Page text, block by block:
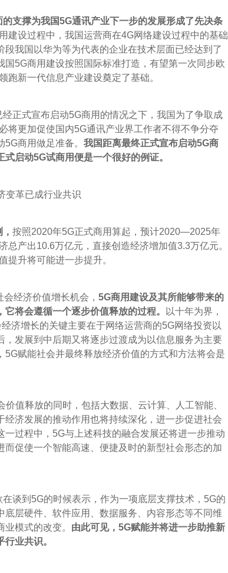
支撑为我国5G通讯产业下一步的发展形成了先决条
建设过程中，我国运营商在4G网络建设过程中的基础
我国以华为等为代表的企业在技术层面已经达到了
国5G商用建设按照国际标准打造，有望第一次同步欧
跑新一代信息产业建设奠定了基础。
正式宣布启动5G商用的情况之下，我国为了争取成
将更加促使国内5G通讯产业界工作者不得不争分夺
商用做足准备。 我国距离最终正式宣布启动5G商
启动5G试商用便是一个很好的例证。
革已成行业共识
按照2020年5G正式商用算起，预计2020—2025年
总产出10.6万亿元，直接创造经济增加值3.3万亿元。
提升将可能进一步提升。
经济价值增长机会， 5G商用建设及其所能够带来的
将会遵循一个逐步价值释放的过程。
以十年为界，
济增长的关键主要在于网络运营商的5G网络投资以
，发展到中后期又将逐步过渡成为以信息服务为主要
5G赋能社会并最终释放经济价值的方式和方法将会是
值释放的同时，包括大数据、云计算、人工智能、
经济发展的推动作用也将持续深化，进一步促进社会
一过程中，5G与上述科技的融合发展还将进一步推动
而促使一个智能高速、便捷及时的新型社会形态的加
谈到5G的时候表示，作为一项底层支撑技术，5G的
底层硬件、软件应用、数据服务、内容形态等不同维
模式的改变。 由此可见，5G赋能并将进一步助推新
业共识。